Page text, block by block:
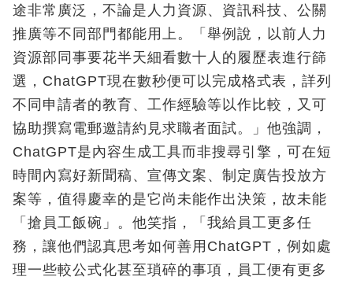
途非常廣泛，不論是人力資源、資訊科技、公關
推廣等不同部門都能用上。「舉例說，以前人力
資源部同事要花半天細看數十人的履歷表進行篩
選，ChatGPT現在數秒便可以完成格式表，詳列
不同申請者的教育、工作經驗等以作比較，又可
協助撰寫電郵邀請約見求職者面試。」他強調，
ChatGPT是內容生成工具而非搜尋引擎，可在短
時間內寫好新聞稿、宣傳文案、制定廣告投放方
案等，值得慶幸的是它尚未能作出決策，故未能
「搶員工飯碗」。他笑指，「我給員工更多任
務，讓他們認真思考如何善用ChatGPT，例如處
理一些較公式化甚至瑣碎的事項，員工便有更多